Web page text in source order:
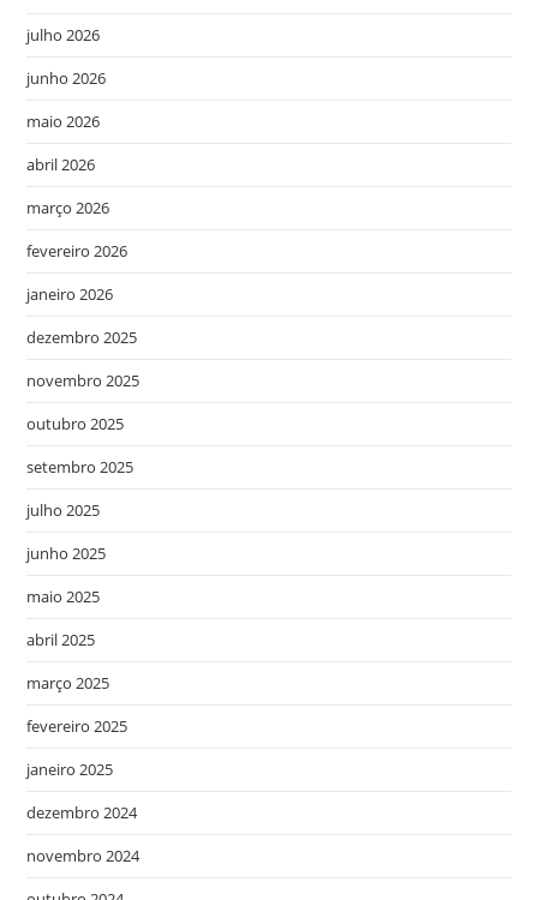
julho 2026
junho 2026
maio 2026
abril 2026
março 2026
fevereiro 2026
janeiro 2026
dezembro 2025
novembro 2025
outubro 2025
setembro 2025
julho 2025
junho 2025
maio 2025
abril 2025
março 2025
fevereiro 2025
janeiro 2025
dezembro 2024
novembro 2024